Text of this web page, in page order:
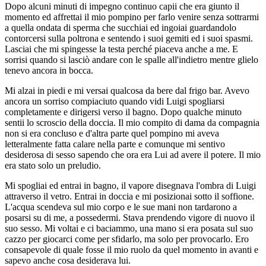
Dopo alcuni minuti di impegno continuo capii che era giunto il
momento ed affrettai il mio pompino per farlo venire senza sottrarmi
a quella ondata di sperma che succhiai ed ingoiai guardandolo
contorcersi sulla poltrona e sentendo i suoi gemiti ed i suoi spasmi.
Lasciai che mi spingesse la testa perché piaceva anche a me. E
sorrisi quando si lasciò andare con le spalle all'indietro mentre glielo
tenevo ancora in bocca.
Mi alzai in piedi e mi versai qualcosa da bere dal frigo bar. Avevo
ancora un sorriso compiaciuto quando vidi Luigi spogliarsi
completamente e dirigersi verso il bagno. Dopo qualche minuto
sentii lo scroscio della doccia. Il mio compito di dama da compagnia
non si era concluso e d'altra parte quel pompino mi aveva
letteralmente fatta calare nella parte e comunque mi sentivo
desiderosa di sesso sapendo che ora era Lui ad avere il potere. Il mio
era stato solo un preludio.
Mi spogliai ed entrai in bagno, il vapore disegnava l'ombra di Luigi
attraverso il vetro. Entrai in doccia e mi posizionai sotto il soffione.
L'acqua scendeva sul mio corpo e le sue mani non tardarono a
posarsi su di me, a possedermi. Stava prendendo vigore di nuovo il
suo sesso. Mi voltai e ci baciammo, una mano si era posata sul suo
cazzo per giocarci come per sfidarlo, ma solo per provocarlo. Ero
consapevole di quale fosse il mio ruolo da quel momento in avanti e
sapevo anche cosa desiderava lui.